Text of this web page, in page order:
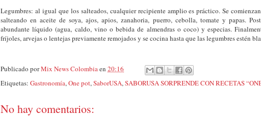
Legumbres: al igual que los salteados, cualquier recipiente amplio es práctico. Se
salteando en aceite de soya, ajos, apios, zanahoria, puerro, cebolla, tomate y papas.
abundante líquido (agua, caldo, vino o bebida de almendras o coco) y especias.
fríjoles, arvejas o lentejas previamente remojados y se cocina hasta que las legumbres estén
Publicado porMix News Colombiaen 20:16
Etiquetas: Gastronomía,One pot,SaborUSA,SABORUSA SORPRENDE CON RECETAS
No hay comentarios: